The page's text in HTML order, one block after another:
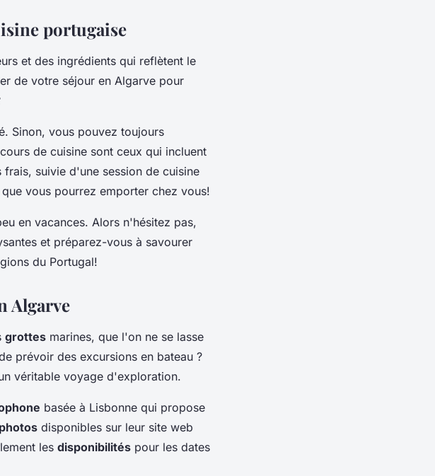
portugaise
et des ingrédients qui reflètent le
de votre séjour en Algarve pour
Sinon, vous pouvez toujours
cours de cuisine sont ceux qui incluent
suivie d'une session de cuisine
vous pourrez emporter chez vous!
en vacances. Alors n'hésitez pas,
et préparez-vous à savourer
du Portugal!
Algarve
grottes marines, que l'on ne se lasse
prévoir des excursions en bateau ?
véritable voyage d'exploration.
basée à Lisbonne qui propose
photos disponibles sur leur site web
les disponibilités pour les dates